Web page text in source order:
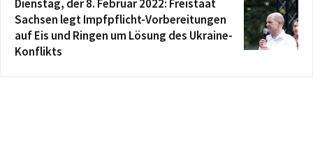
Dienstag, der 8. Februar 2022: Freistaat
Sachsen legt Impfpflicht-Vorbereitungen
auf Eis und Ringen um Lösung des Ukraine-
Konflikts